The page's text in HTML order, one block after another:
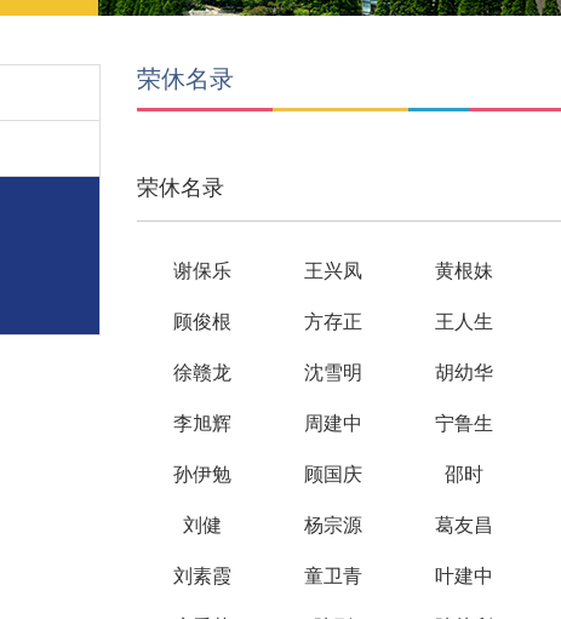
荣休名录
荣休名录
谢保乐 王兴凤 黄根妹
顾俊根 方存正 王人生
徐赣龙 沈雪明 胡幼华
李旭辉 周建中 宁鲁生
孙伊勉 顾国庆 邵时
刘健 杨宗源 葛友昌
刘素霞 童卫青 叶建中